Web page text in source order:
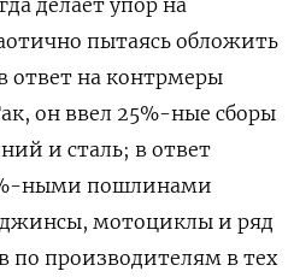
пытаясь обложить
ответ на контрмеры
он ввел 25%-ные сборы
и сталь; в ответ
ными пошлинами
мотоциклы и ряд
по производителям в тех